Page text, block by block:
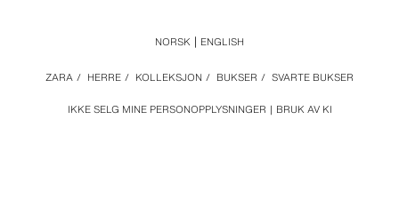
IKKE SELG MINE PERSONOPPLYSNINGER BRUK AV KI
ZARA / HERRE / KOLLEKSJON / BUKSER / SVARTE BUKSER
NORSK ENGLISH